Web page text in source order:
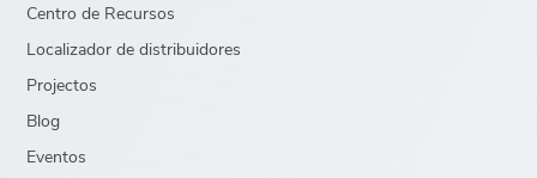
Centro de Recursos
Localizador de distribuidores
Projectos
Blog
Eventos